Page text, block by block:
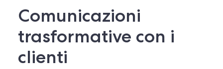
Comunicazioni
trasformative con i
clienti